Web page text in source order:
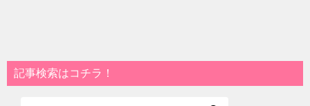
記事検索はコチラ！